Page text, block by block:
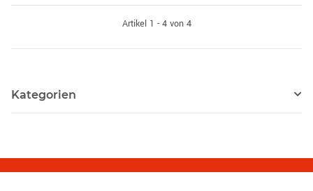
Artikel 1 - 4 von 4
Kategorien